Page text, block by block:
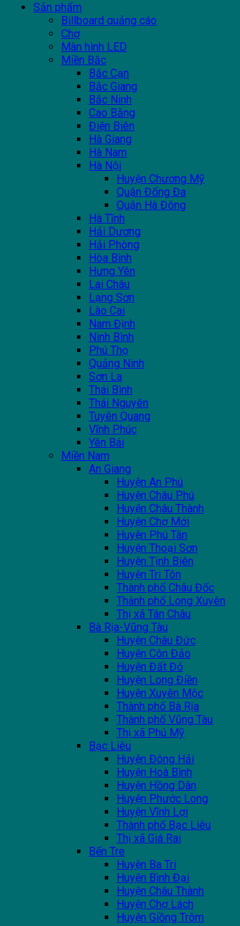
Sản phẩm
Billboard quảng cáo
Chợ
Màn hình LED
Miền Bắc
Bắc Cạn
Bắc Giang
Bắc Ninh
Cao Bằng
Điện Biên
Hà Giang
Hà Nam
Hà Nội
Huyện Chương Mỹ
Quận Đống Đa
Quận Hà Đông
Hà Tĩnh
Hải Dương
Hải Phòng
Hòa Bình
Hưng Yên
Lai Châu
Lạng Sơn
Lào Cai
Nam Định
Ninh Bình
Phú Thọ
Quảng Ninh
Sơn La
Thái Bình
Thái Nguyên
Tuyên Quang
Vĩnh Phúc
Yên Bái
Miền Nam
An Giang
Huyện An Phú
Huyện Châu Phú
Huyện Châu Thành
Huyện Chợ Mới
Huyện Phú Tân
Huyện Thoại Sơn
Huyện Tịnh Biên
Huyện Tri Tôn
Thành phố Châu Đốc
Thành phố Long Xuyên
Thị xã Tân Châu
Bà Rịa-Vũng Tàu
Huyện Châu Đức
Huyện Côn Đảo
Huyện Đất Đỏ
Huyện Long Điền
Huyện Xuyên Mộc
Thành phố Bà Rịa
Thành phố Vũng Tàu
Thị xã Phú Mỹ
Bạc Liêu
Huyện Đông Hải
Huyện Hoà Bình
Huyện Hồng Dân
Huyện Phước Long
Huyện Vĩnh Lợi
Thành phố Bạc Liêu
Thị xã Giá Rai
Bến Tre
Huyện Ba Tri
Huyện Bình Đại
Huyện Châu Thành
Huyện Chợ Lách
Huyện Giồng Trôm